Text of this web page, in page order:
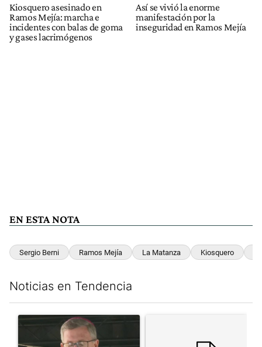
Kiosquero asesinado en
Ramos Mejía: marcha e
incidentes con balas de goma
y gases lacrimógenos
Así se vivió la enorme
manifestación por la
inseguridad en Ramos Mejía
EN ESTA NOTA
Sergio Berni Ramos Mejía La Matanza Kiosquero
Noticias en Tendencia
Un artículo de tendencia con el título "García Cuerva